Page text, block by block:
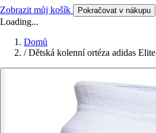
Zobrazit můj košík Pokračovat v nákupu
Loading...
Domů
/ Dětská kolenní ortéza adidas Elite